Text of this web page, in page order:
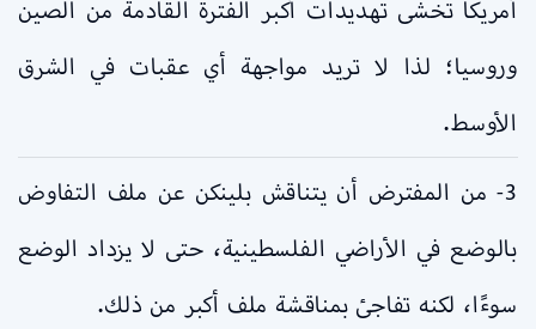
أمريكا تخشى تهديدات أكبر الفترة القادمة من الصين
وروسيا؛ لذا لا تريد مواجهة أي عقبات في الشرق
الأوسط.
3- من المفترض أن يتناقش بلينكن عن ملف التفاوض
بالوضع في الأراضي الفلسطينية، حتى لا يزداد الوضع
سوءًا، لكنه تفاجئ بمناقشة ملف أكبر من ذلك.